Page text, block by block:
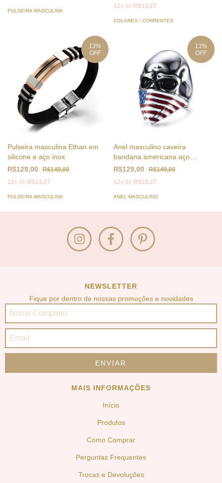
PULSEIRA MASCULINA
12x de R$13,27
COLARES / CORRENTES
13%
OFF
Pulseira masculina Ethan em
silicone e aço inox
R$129,00
R$149,00
12x de R$13,27
PULSEIRA MASCULINA
13%
OFF
Anel masculino caveira
bandana americana aço
inoxidável
R$129,00
R$149,00
12x de R$13,27
ANEL MASCULINO
NEWSLETTER
Fique por dentro de nossas promoções e novidades
MAIS INFORMAÇÕES
Início
Produtos
Como Comprar
Perguntas Frequentes
Trocas e Devoluções